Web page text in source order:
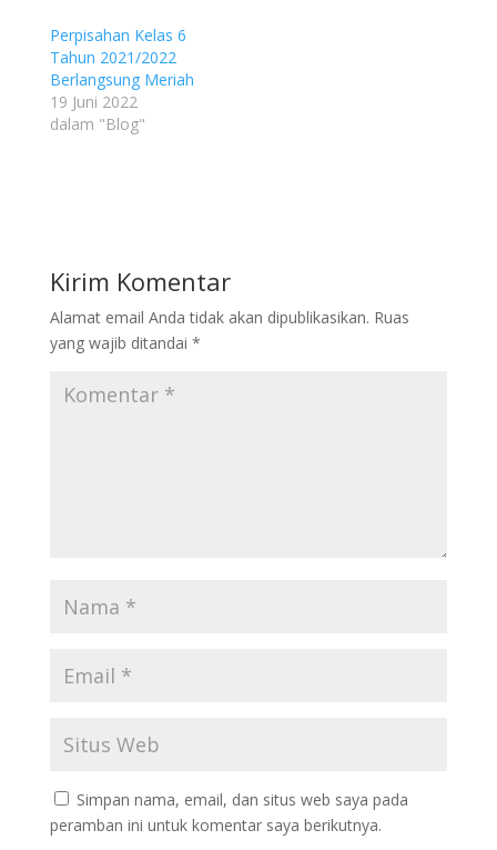
Perpisahan Kelas 6
Tahun 2021/2022
Berlangsung Meriah
19 Juni 2022
dalam "Blog"
Kirim Komentar
Alamat email Anda tidak akan dipublikasikan. Ruas
yang wajib ditandai *
Simpan nama, email, dan situs web saya pada
peramban ini untuk komentar saya berikutnya.